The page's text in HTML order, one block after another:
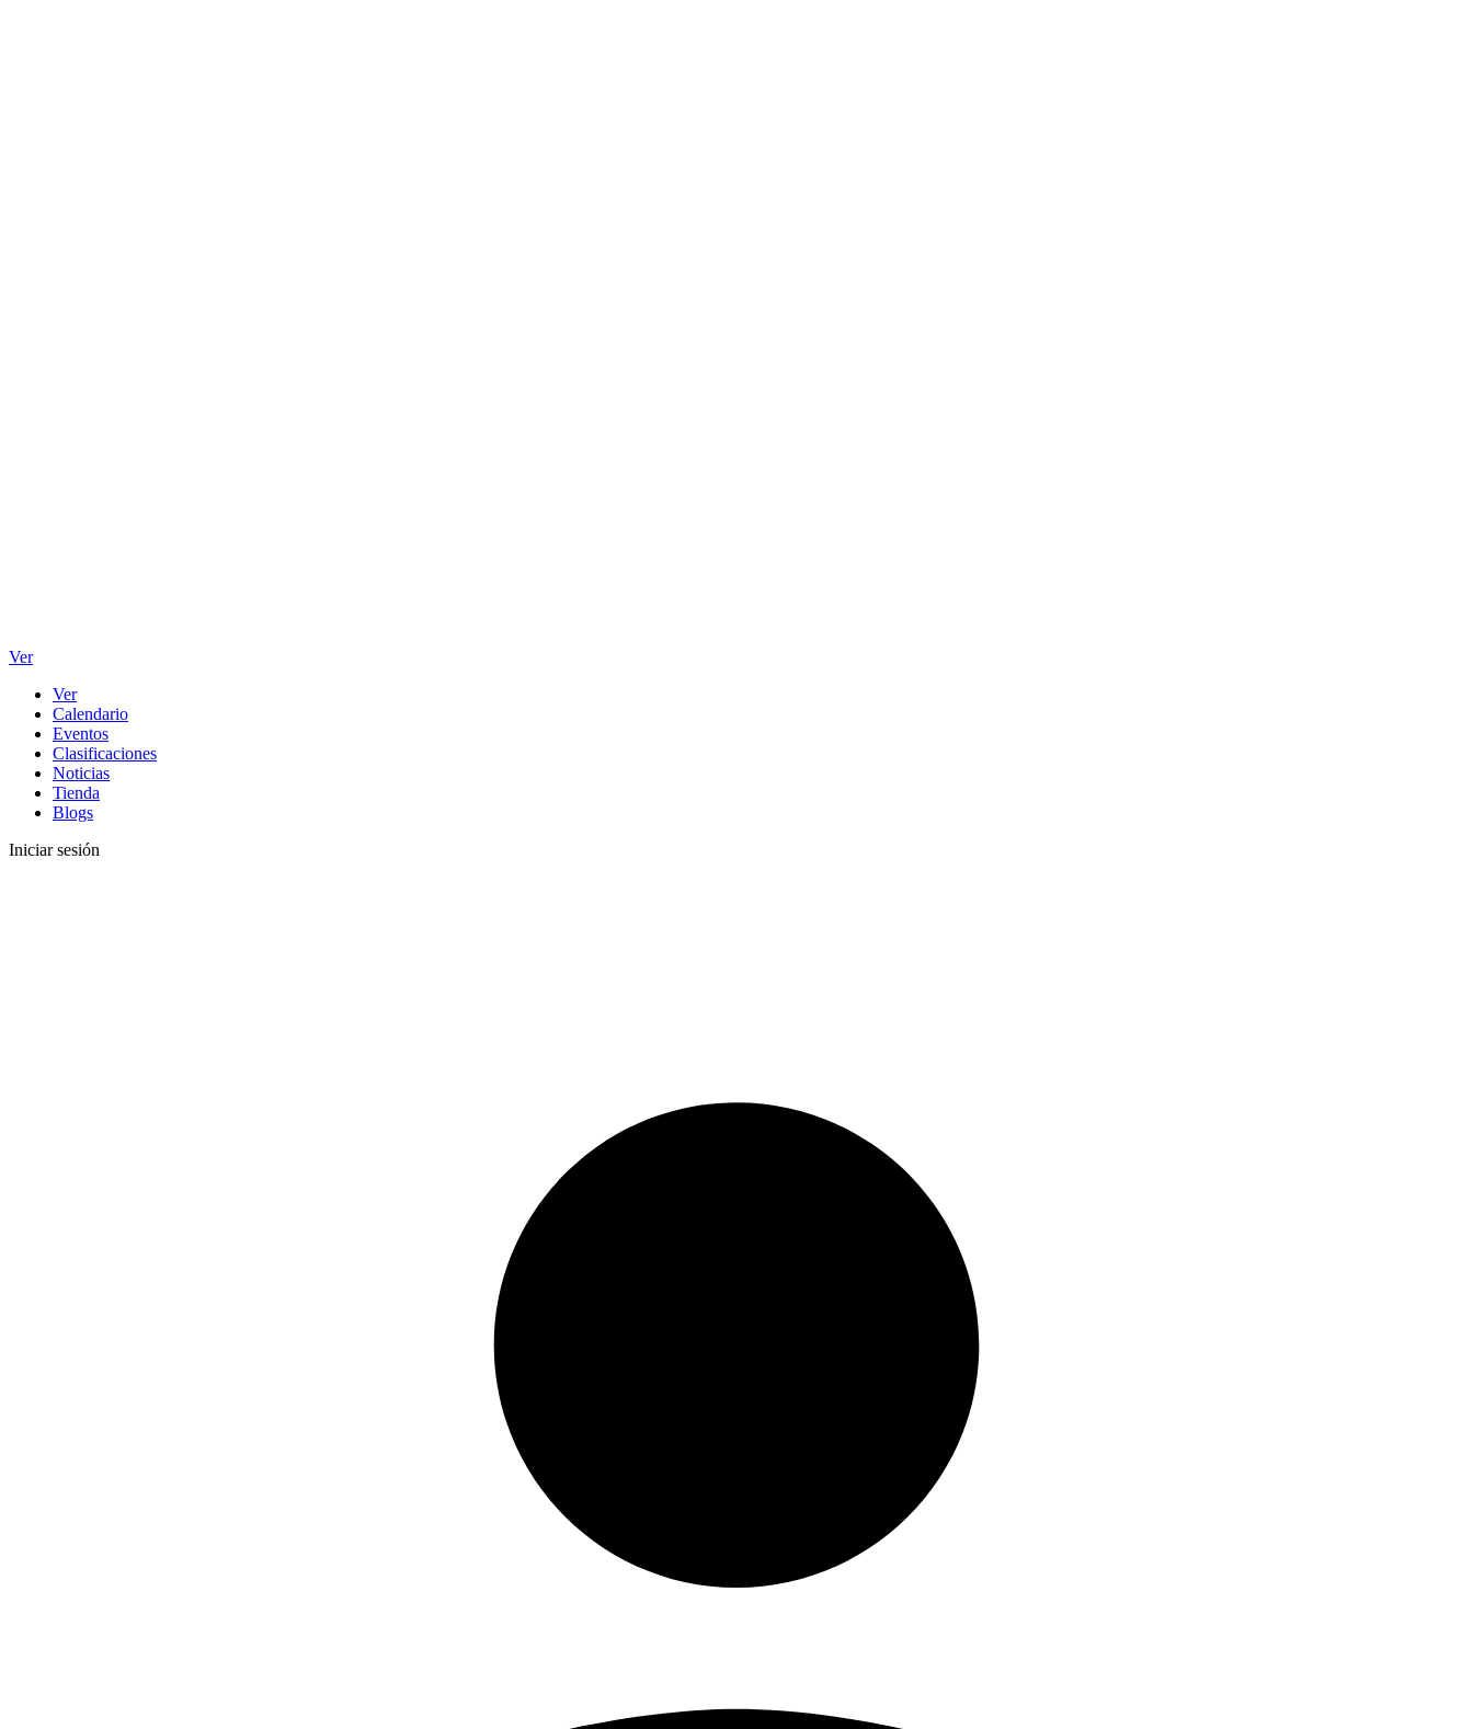
Ver
Ver
Calendario
Eventos
Clasificaciones
Noticias
Tienda
Blogs
Iniciar sesión